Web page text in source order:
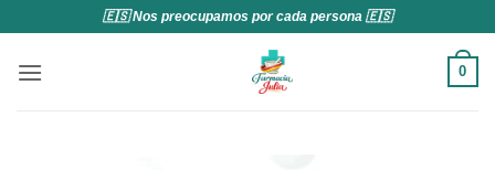
contenido
🇪🇸 Nos preocupamos por cada persona 🇪🇸
0